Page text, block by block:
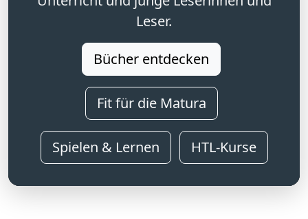
Leser.
Bücher entdecken
Fit für die Matura
Spielen & Lernen HTL-Kurse